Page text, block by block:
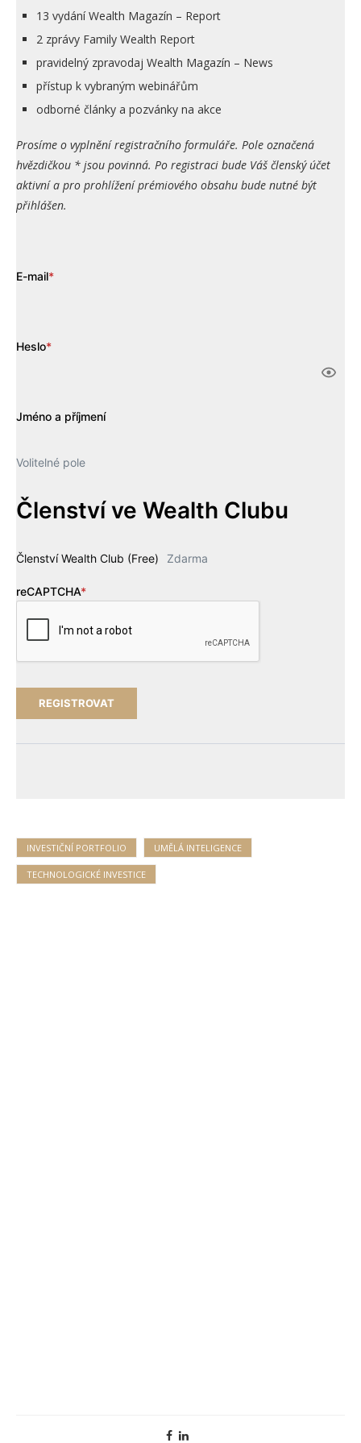
13 vydání Wealth Magazín – Report
2 zprávy Family Wealth Report
pravidelný zpravodaj Wealth Magazín – News
přístup k vybraným webinářům
odborné články a pozvánky na akce
Prosíme o vyplnění registračního formuláře. Pole označená
hvězdičkou * jsou povinná. Po registraci bude Váš členský účet
aktivní a pro prohlížení prémiového obsahu bude nutné být
přihlášen.
E-mail*
Heslo*
Jméno a příjmení
Volitelné pole
Členství ve Wealth Clubu
Členství Wealth Club (Free) Zdarma
reCAPTCHA*
INVESTIČNÍ PORTFOLIO UMĚLÁ INTELIGENCE
TECHNOLOGICKÉ INVESTICE